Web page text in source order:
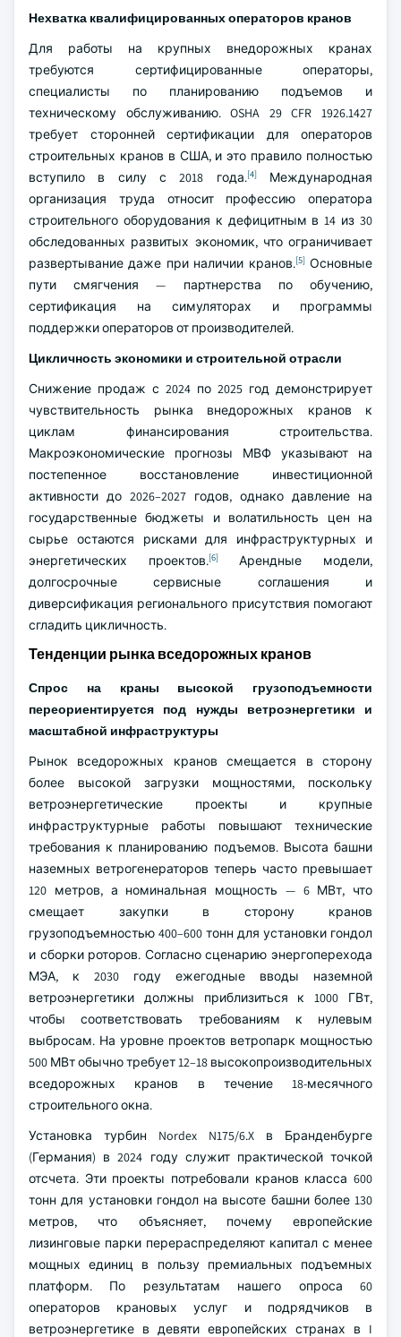
Нехватка квалифицированных операторов кранов
Для работы на крупных внедорожных кранах
требуются сертифицированные операторы,
специалисты по планированию подъемов и
техническому обслуживанию. OSHA 29 CFR 1926.1427
требует сторонней сертификации для операторов
строительных кранов в США, и это правило полностью
вступило в силу с 2018 года.[4]Международная
организация труда относит профессию оператора
строительного оборудования к дефицитным в 14 из 30
обследованных развитых экономик, что ограничивает
развертывание даже при наличии кранов.[5]Основные
пути смягчения — партнерства по обучению,
сертификация на симуляторах и программы
поддержки операторов от производителей.
Цикличность экономики и строительной отрасли
Снижение продаж с 2024 по 2025 год демонстрирует
чувствительность рынка внедорожных кранов к
циклам финансирования строительства.
Макроэкономические прогнозы МВФ указывают на
постепенное восстановление инвестиционной
активности до 2026–2027 годов, однако давление на
государственные бюджеты и волатильность цен на
сырье остаются рисками для инфраструктурных и
энергетических проектов.[6]Арендные модели,
долгосрочные сервисные соглашения и
диверсификация регионального присутствия помогают
сгладить цикличность.
Тенденции рынка вседорожных кранов
Спрос на краны высокой грузоподъемности
переориентируется под нужды ветроэнергетики и
масштабной инфраструктуры
Рынок вседорожных кранов смещается в сторону
более высокой загрузки мощностями, поскольку
ветроэнергетические проекты и крупные
инфраструктурные работы повышают технические
требования к планированию подъемов. Высота башни
наземных ветрогенераторов теперь часто превышает
120 метров, а номинальная мощность — 6 МВт, что
смещает закупки в сторону кранов
грузоподъемностью 400–600 тонн для установки гондол
и сборки роторов. Согласно сценарию энергоперехода
МЭА, к 2030 году ежегодные вводы наземной
ветроэнергетики должны приблизиться к 1000 ГВт,
чтобы соответствовать требованиям к нулевым
выбросам. На уровне проектов ветропарк мощностью
500 МВт обычно требует 12–18 высокопроизводительных
вседорожных кранов в течение 18-месячного
строительного окна.
Установка турбин Nordex N175/6.X в Бранденбурге
(Германия) в 2024 году служит практической точкой
отсчета. Эти проекты потребовали кранов класса 600
тонн для установки гондол на высоте башни более 130
метров, что объясняет, почему европейские
лизинговые парки перераспределяют капитал с менее
мощных единиц в пользу премиальных подъемных
платформ. По результатам нашего опроса 60
операторов крановых услуг и подрядчиков в
ветроэнергетике в девяти европейских странах в I